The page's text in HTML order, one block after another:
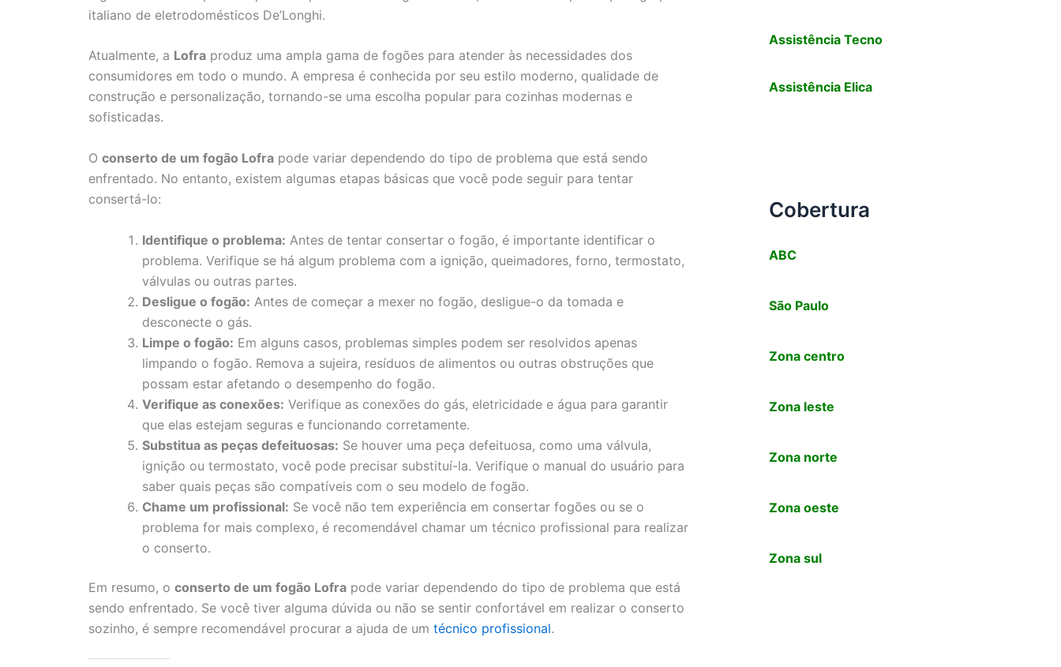
italiano de eletrodomésticos De’Longhi.
Atualmente, a Lofra produz uma ampla gama de fogões para atender às necessidades dos
consumidores em todo o mundo. A empresa é conhecida por seu estilo moderno, qualidade de
construção e personalização, tornando-se uma escolha popular para cozinhas modernas e
sofisticadas.
O conserto de um fogão Lofra pode variar dependendo do tipo de problema que está sendo
enfrentado. No entanto, existem algumas etapas básicas que você pode seguir para tentar
consertá-lo:
Identifique o problema: Antes de tentar consertar o fogão, é importante identificar o
problema. Verifique se há algum problema com a ignição, queimadores, forno, termostato,
válvulas ou outras partes.
Desligue o fogão: Antes de começar a mexer no fogão, desligue-o da tomada e
desconecte o gás.
Limpe o fogão: Em alguns casos, problemas simples podem ser resolvidos apenas
limpando o fogão. Remova a sujeira, resíduos de alimentos ou outras obstruções que
possam estar afetando o desempenho do fogão.
Verifique as conexões: Verifique as conexões do gás, eletricidade e água para garantir
que elas estejam seguras e funcionando corretamente.
Substitua as peças defeituosas: Se houver uma peça defeituosa, como uma válvula,
ignição ou termostato, você pode precisar substituí-la. Verifique o manual do usuário para
saber quais peças são compatíveis com o seu modelo de fogão.
Chame um profissional: Se você não tem experiência em consertar fogões ou se o
problema for mais complexo, é recomendável chamar um técnico profissional para realizar
o conserto.
Em resumo, o conserto de um fogão Lofra pode variar dependendo do tipo de problema que está
sendo enfrentado. Se você tiver alguma dúvida ou não se sentir confortável em realizar o conserto
sozinho, é sempre recomendável procurar a ajuda de um técnico profissional.
Assistência Tecno
Assistência Elica
Cobertura
ABC
São Paulo
Zona centro
Zona leste
Zona norte
Zona oeste
Zona sul